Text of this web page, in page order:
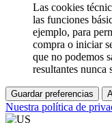
Las cookies
las funciones
ejemplo, para
compra o iniciar
que no podemos
resultantes nunca
Guardar preferencias
Nuestra política de